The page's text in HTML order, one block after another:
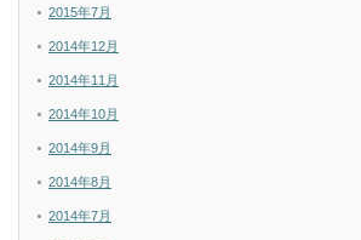
2015年7月
2014年12月
2014年11月
2014年10月
2014年9月
2014年8月
2014年7月